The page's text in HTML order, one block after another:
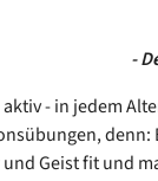
-
- in jedem
denn:
Geist fit und